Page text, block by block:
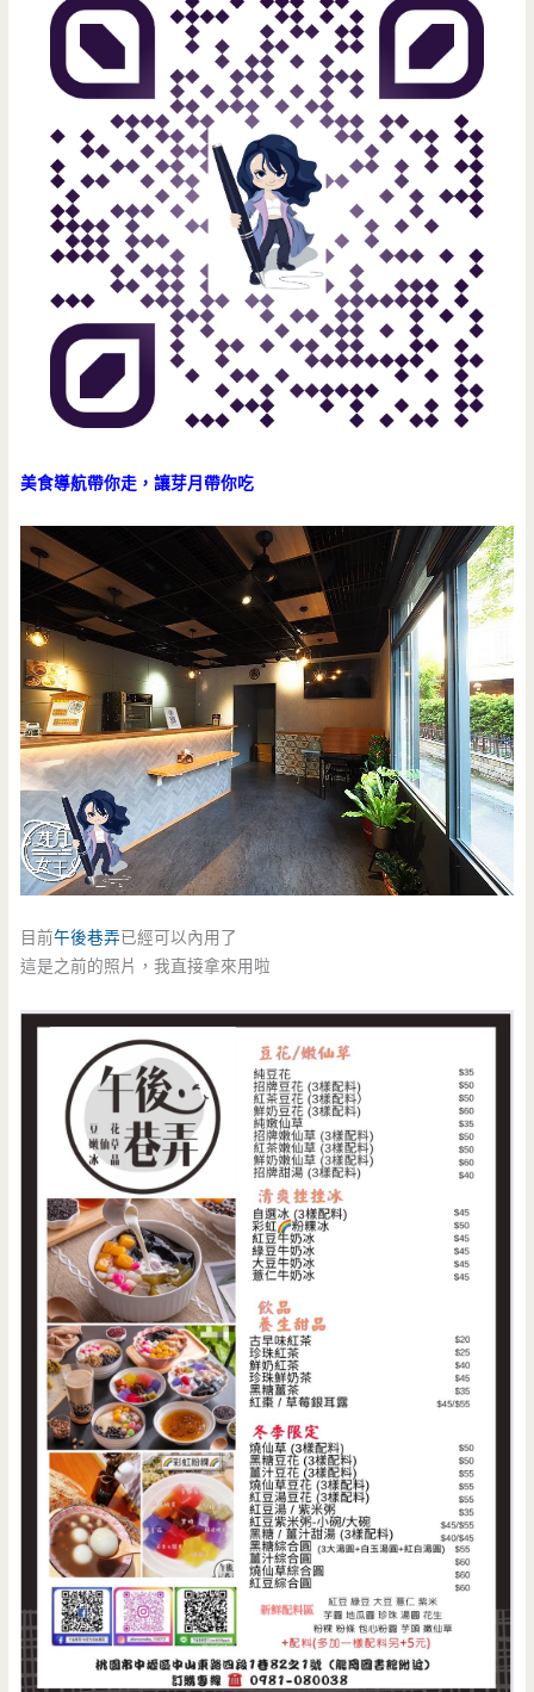
美食導航帶你走，讓芽月帶你吃
目前午後巷弄已經可以內用了
這是之前的照片，我直接拿來用啦